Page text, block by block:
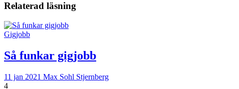
Relaterad läsning
Gigjobb
Så funkar gigjobb
11 jan 2021 Max Sohl Stjernberg
4